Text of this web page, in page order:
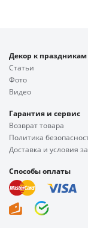
Декор к праздникам
Статьи
Фото
Видео
Гарантия и сервис
Возврат товара
Политика
Доставка и условия
Способы оплаты